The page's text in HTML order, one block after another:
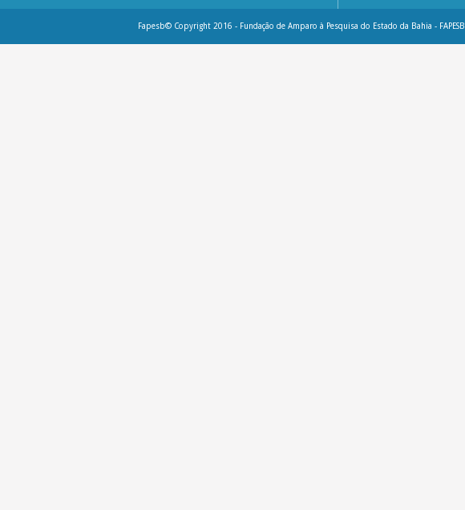
Fapesb© Copyright 2016 - Fundação de Amparo à Pesquisa do Estado da Bahia - FAPESB